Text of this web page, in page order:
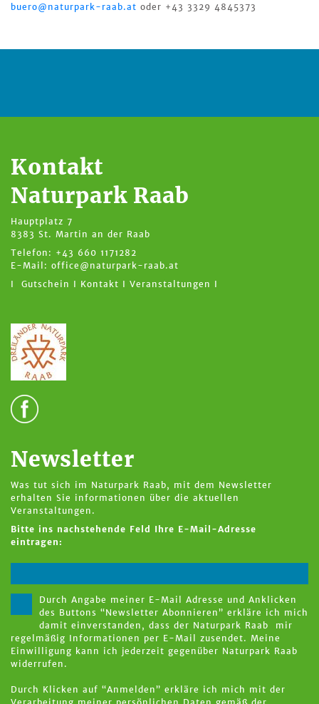
buero@naturpark-raab.at oder +43 3329 4845373
Kontakt
Naturpark Raab
Hauptplatz 7
8383 St. Martin an der Raab
Telefon: +43 660 1171282
E-Mail: office@naturpark-raab.at
I Gutschein I Kontakt I Veranstaltungen I
Newsletter
Was tut sich im Naturpark Raab, mit dem Newsletter
erhalten Sie informationen über die aktuellen
Veranstaltungen.
Bitte ins nachstehende Feld Ihre E-Mail-Adresse
eintragen:
Durch Angabe meiner E-Mail Adresse und Anklicken
des Buttons “Newsletter Abonnieren” erkläre ich mich
damit einverstanden, dass der Naturpark Raab mir
regelmäßig Informationen per E-Mail zusendet. Meine
Einwilligung kann ich jederzeit gegenüber Naturpark Raab
widerrufen.
Durch Klicken auf “Anmelden” erkläre ich mich mit der